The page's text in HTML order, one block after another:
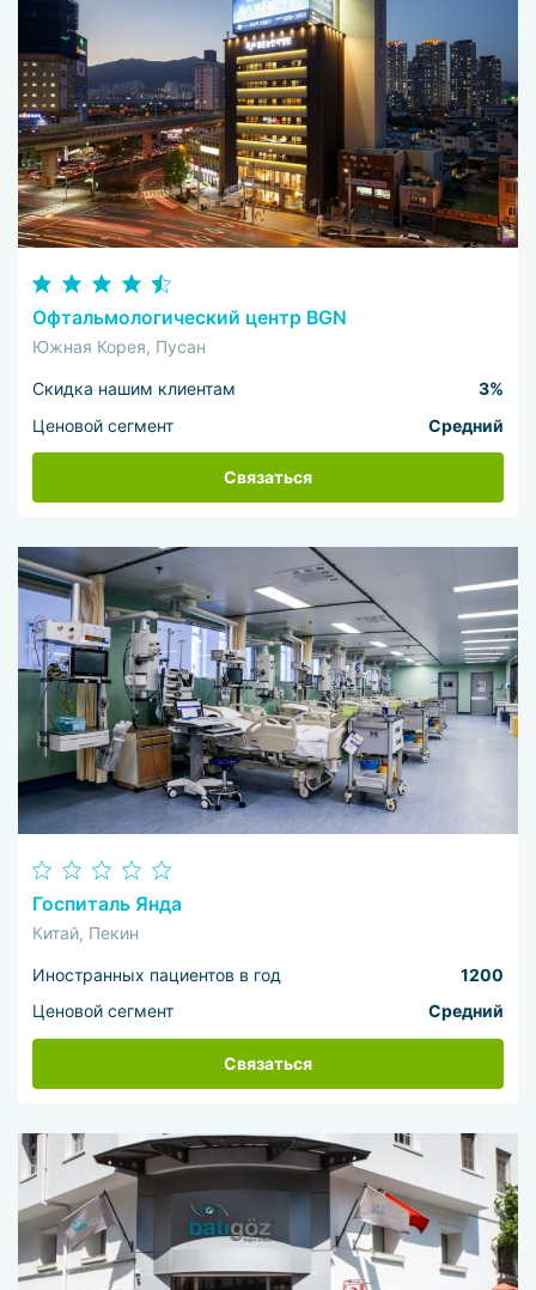
Офтальмологический центр BGN
Южная Корея, Пусан
Скидка нашим клиентам
3%
Ценовой сегмент
Средний
Связаться
Госпиталь Янда
Китай, Пекин
Иностранных пациентов в год
1200
Ценовой сегмент
Средний
Связаться